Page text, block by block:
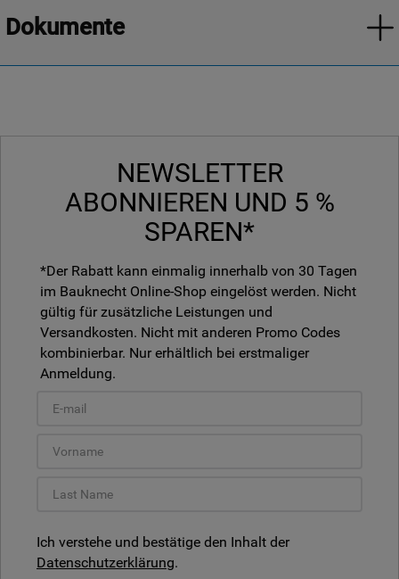
Dokumente
NEWSLETTER
ABONNIEREN UND 5 %
SPAREN*
*Der Rabatt kann einmalig innerhalb von 30 Tagen
im Bauknecht Online-Shop eingelöst werden. Nicht
gültig für zusätzliche Leistungen und
Versandkosten. Nicht mit anderen Promo Codes
kombinierbar. Nur erhältlich bei erstmaliger
Anmeldung.
Ich verstehe und bestätige den Inhalt der
Datenschutzerklärung.